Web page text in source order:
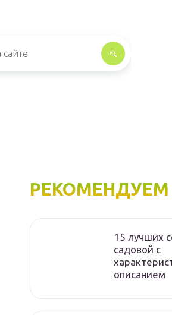
РЕКОМЕНДУЕМ
15 лучших
садовой с
описанием